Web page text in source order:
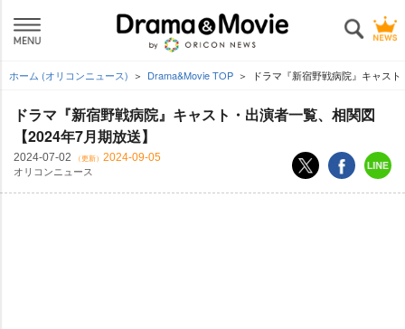
ホーム (オリコンニュース) Drama&Movie TOP ドラマ『新宿野戦病院』キャス
ドラマ『新宿野戦病院』キャスト・出演者一覧、相関図
【2024年7月期放送】
2024-07-02 （更新） 2024-09-05
オリコンニュース